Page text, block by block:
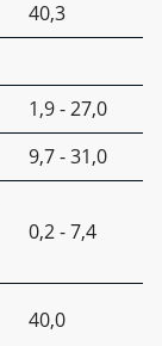
40,3
1,9 - 27,0
9,7 - 31,0
0,2 - 7,4
40,0